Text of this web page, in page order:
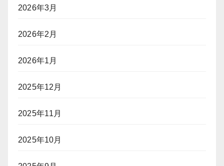
2026年3月
2026年2月
2026年1月
2025年12月
2025年11月
2025年10月